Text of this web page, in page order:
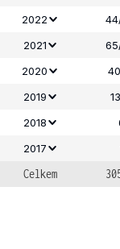
2022
2021
2020
2019
2018
2017
Celkem